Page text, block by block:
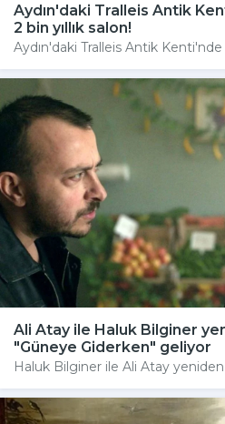
Aydın'daki Tralleis Antik
2 bin yıllık salon!
Aydın'daki Tralleis Antik
Ali Atay ile Haluk Bilginer
"Güneye Giderken" geliyor
Haluk Bilginer ile Ali Atay